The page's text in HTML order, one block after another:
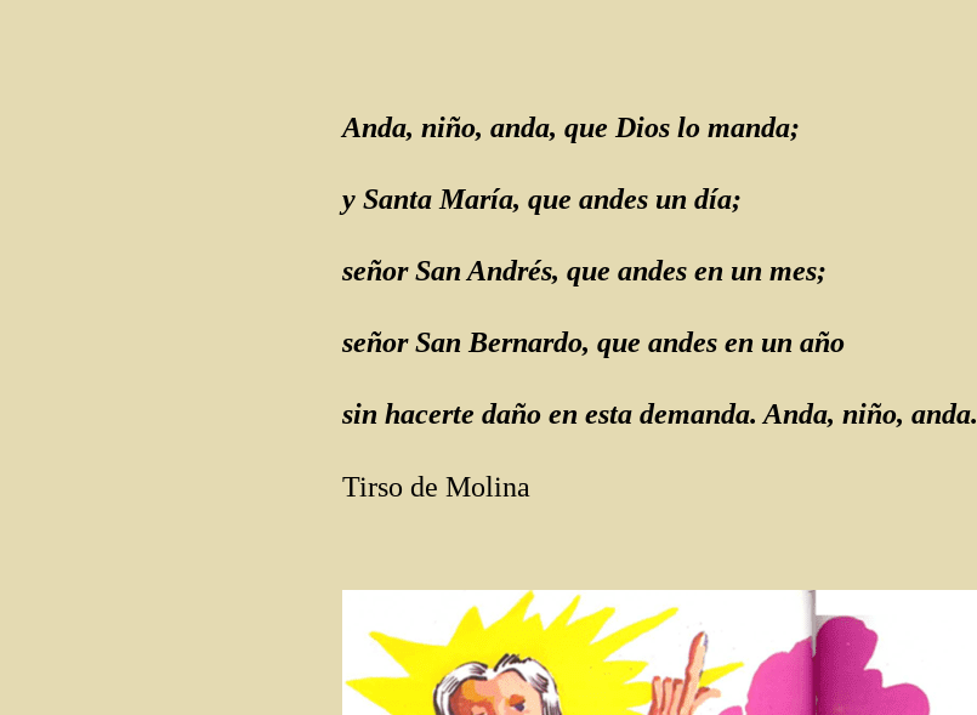
Anda, niño, anda, que Dios lo manda;
y Santa María, que andes un día;
señor San Andrés, que andes en un mes;
señor San Bernardo, que andes en un año
sin hacerte daño en esta demanda. Anda, niño, anda.
Tirso de Molina